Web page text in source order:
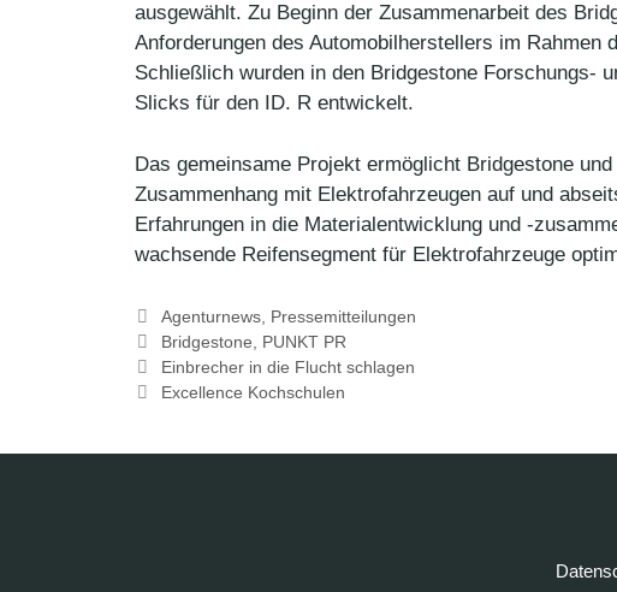
ausgewählt. Zu Beginn der Zusammenarbeit des
Anforderungen des Automobilherstellers im
Schließlich wurden in den Bridgestone Forschungs-
Slicks für den ID. R entwickelt.
Das gemeinsame Projekt ermöglicht Bridgestone
Zusammenhang mit Elektrofahrzeugen auf und
Erfahrungen in die Materialentwicklung und -
wachsende Reifensegment für Elektrofahrzeuge
Kategorien
Agenturnews, Pressemitteilungen
Schlagwörter
Bridgestone
PUNKT PR
Einbrecher in die Flucht schlagen
Excellence Kochschulen